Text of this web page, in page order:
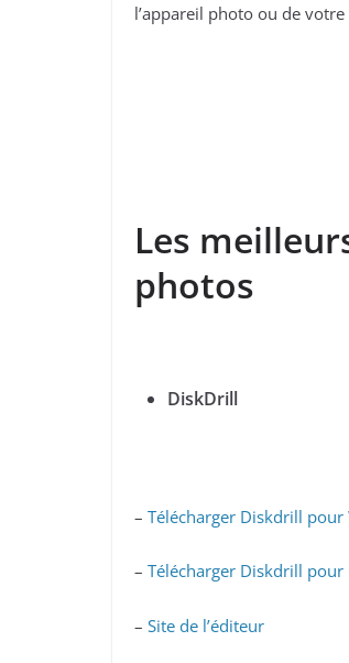
l’appareil photo ou de
Les
photos
DiskDrill
– Télécharger Diskdrill pour
– Télécharger Diskdrill pour
– Site de l’éditeur